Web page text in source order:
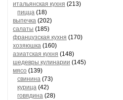
итальянская кухня (213)
пицца (18)
выпечка (202)
салаты (185)
французская кухня (170)
хозяюшка (160)
азиатская кухня (148)
шедевры кулинарии (145)
мясо (139)
свинина (73)
курица (42)
говядина (28)